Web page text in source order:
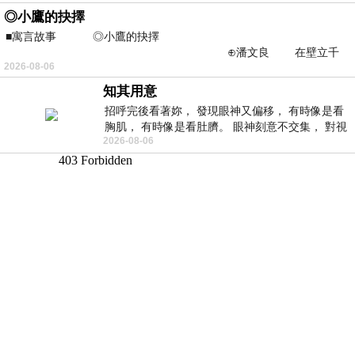
◎小鷹的抉擇
■寓言故事 ◎小鷹的抉擇
⊕潘文良 在壁立千
仞的懸崖上，有一座遮天蔽
2026-08-06
知其用意
招呼完後看著妳， 發現眼神又偏移， 有時像是看
胸肌， 有時像是看肚臍。 眼神刻意不交集， 對視
視線不對齊， 讓我很難不
2026-08-06